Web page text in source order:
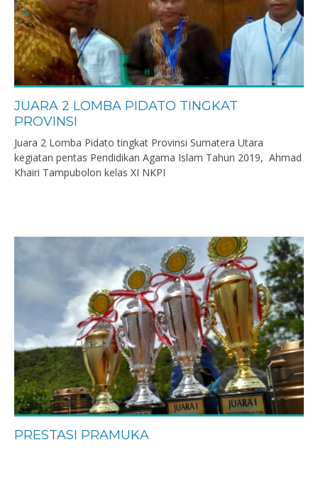
JUARA 2 LOMBA PIDATO TINGKAT
PROVINSI
Juara 2 Lomba Pidato tingkat Provinsi Sumatera Utara
kegiatan pentas Pendidikan Agama Islam Tahun 2019, Ahmad
Khairi Tampubolon kelas XI NKPI
PRESTASI PRAMUKA